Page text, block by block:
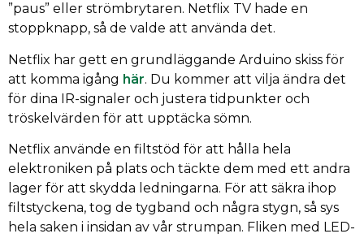
”paus” eller strömbrytaren. Netflix TV hade en
stoppknapp, så de valde att använda det.
Netflix har gett en grundläggande Arduino skiss för
att komma igång här. Du kommer att vilja ändra det
för dina IR-signaler och justera tidpunkter och
tröskelvärden för att upptäcka sömn.
Netflix använde en filtstöd för att hålla hela
elektroniken på plats och täckte dem med ett andra
lager för att skydda ledningarna. För att säkra ihop
filtstyckena, tog de tygband och några stygn, så sys
hela saken i insidan av vår strumpan. Fliken med LED-